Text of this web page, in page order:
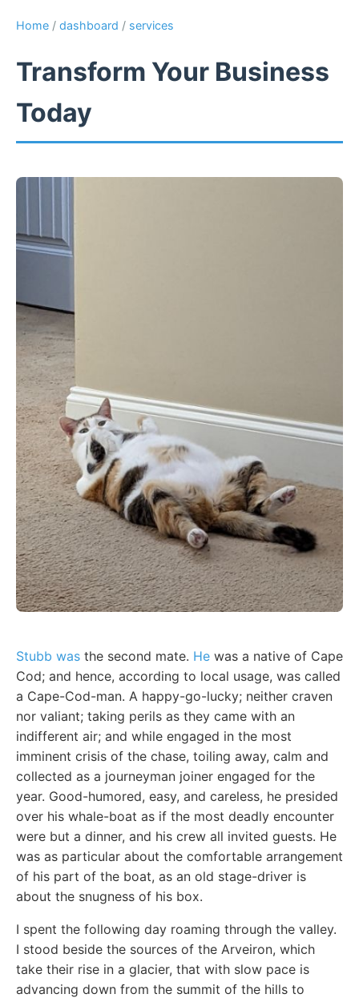
Home / dashboard / services
Transform Your Business
Today
Stubb was the second mate. He was a native of Cape
Cod; and hence, according to local usage, was called
a Cape-Cod-man. A happy-go-lucky; neither craven
nor valiant; taking perils as they came with an
indifferent air; and while engaged in the most
imminent crisis of the chase, toiling away, calm and
collected as a journeyman joiner engaged for the
year. Good-humored, easy, and careless, he presided
over his whale-boat as if the most deadly encounter
were but a dinner, and his crew all invited guests. He
was as particular about the comfortable arrangement
of his part of the boat, as an old stage-driver is
about the snugness of his box.
I spent the following day roaming through the valley.
I stood beside the sources of the Arveiron, which
take their rise in a glacier, that with slow pace is
advancing down from the summit of the hills to